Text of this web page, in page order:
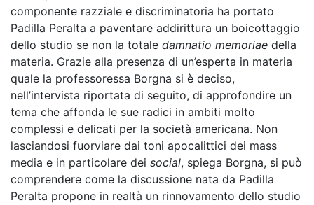
componente razziale e discriminatoria ha portato
Padilla Peralta a paventare addirittura un boicottaggio
dello studio se non la totale damnatio memoriae della
materia. Grazie alla presenza di un’esperta in materia
quale la professoressa Borgna si è deciso,
nell’intervista riportata di seguito, di approfondire un
tema che affonda le sue radici in ambiti molto
complessi e delicati per la società americana. Non
lasciandosi fuorviare dai toni apocalittici dei mass
media e in particolare dei social, spiega Borgna, si può
comprendere come la discussione nata da Padilla
Peralta propone in realtà un rinnovamento dello studio